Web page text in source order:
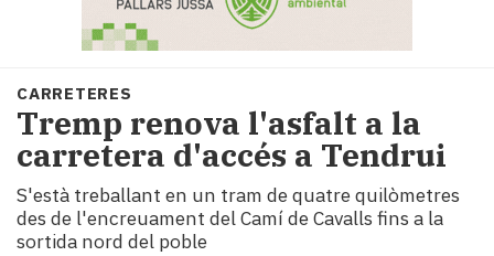
Societat
Política
municipis
Economia
i
turisme
CARRETERES
Tremp renova l'asfalt a la
carretera d'accés a Tendrui
S'està treballant en un tram de quatre quilòmetres
des de l'encreuament del Camí de Cavalls fins a la
sortida nord del poble